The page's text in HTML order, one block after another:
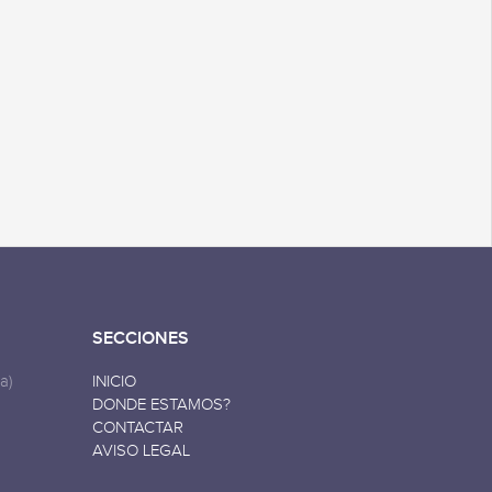
SECCIONES
INICIO
DONDE ESTAMOS?
CONTACTAR
AVISO LEGAL